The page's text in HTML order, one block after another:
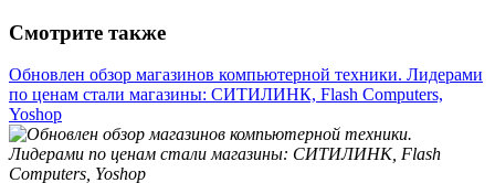
Смотрите также
Обновлен обзор магазинов компьютерной техники. Лидерами
по ценам стали магазины: СИТИЛИНК, Flash Computers,
Yoshop